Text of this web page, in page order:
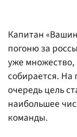
Капитан
погоню за
уже множество,
собирается. На
очередь цель
наибольшее
команды.